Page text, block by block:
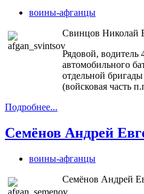
воины-афганцы
Свинцов Николай
Рядовой, водитель
автомобильного
отдельной
(войсковая часть
Подробнее...
Семёнов Андрей
воины-афганцы
Семёнов Андрей